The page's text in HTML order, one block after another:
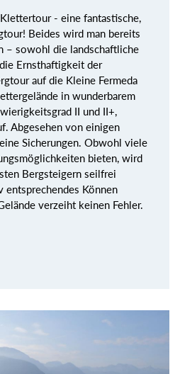
- eine fantastische,
Beides wird man bereits
– sowohl die landschaftliche
Ernsthaftigkeit der
auf die Kleine Fermeda
in wunderbarem
II und II+,
Abgesehen von einigen
Sicherungen. Obwohl viele
bieten, wird
Bergsteigern seilfrei
entsprechendes Können
verzeiht keinen Fehler.